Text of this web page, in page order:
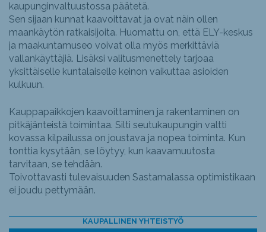
kaupunginvaltuustossa päätetä.
Sen sijaan kunnat kaavoittavat ja ovat näin ollen
maankäytön ratkaisijoita. Huomattu on, että ELY-keskus
ja maakuntamuseo voivat olla myös merkittäviä
vallankäyttäjiä. Lisäksi valitusmenettely tarjoaa
yksittäiselle kuntalaiselle keinon vaikuttaa asioiden
kulkuun.
Kauppapaikkojen kaavoittaminen ja rakentaminen on
pitkäjänteistä toimintaa. Silti seutukaupungin valtti
kovassa kilpailussa on joustava ja nopea toiminta. Kun
tonttia kysytään, se löytyy, kun kaavamuutosta
tarvitaan, se tehdään.
Toivottavasti tulevaisuuden Sastamalassa optimistikaan
ei joudu pettymään.
KAUPALLINEN YHTEISTYÖ